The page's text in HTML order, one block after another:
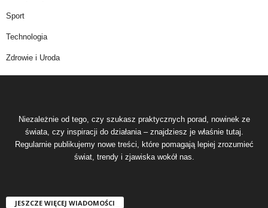
Sport
Technologia
Zdrowie i Uroda
Niezależnie od tego, czy szukasz praktycznych porad, nowinek ze
świata, czy inspiracji do działania – znajdziesz je właśnie tutaj.
Regularnie publikujemy nowe treści, które pomagają lepiej zrozumieć
świat, trendy i zjawiska wokół nas.
JESZCZE WIĘCEJ WIADOMOŚCI